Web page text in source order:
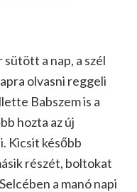
a nap, a szél
olvasni reggeli
Babszem is a
hozta az új
Kicsit később
részét, boltokat
a manó napi